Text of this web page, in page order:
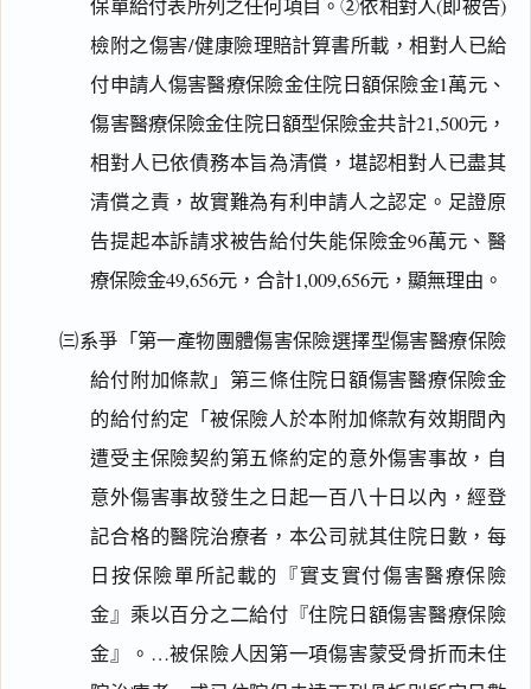
保單給付表所列之任何項目。②依相對人(即被告)
檢附之傷害/健康險理賠計算書所載，相對人已給
付申請人傷害醫療保險金住院日額保險金1萬元、
傷害醫療保險金住院日額型保險金共計21,500元，
相對人已依債務本旨為清償，堪認相對人已盡其
清償之責，故實難為有利申請人之認定。足證原
告提起本訴請求被告給付失能保險金96萬元、醫
療保險金49,656元，合計1,009,656元，顯無理由。
㈢系爭「第一產物團體傷害保險選擇型傷害醫療保險
給付附加條款」第三條住院日額傷害醫療保險金
的給付約定「被保險人於本附加條款有效期間內
遭受主保險契約第五條約定的意外傷害事故，自
意外傷害事故發生之日起一百八十日以內，經登
記合格的醫院治療者，本公司就其住院日數，每
日按保險單所記載的『實支實付傷害醫療保險
金』乘以百分之二給付『住院日額傷害醫療保險
金』。…被保險人因第一項傷害蒙受骨折而未住